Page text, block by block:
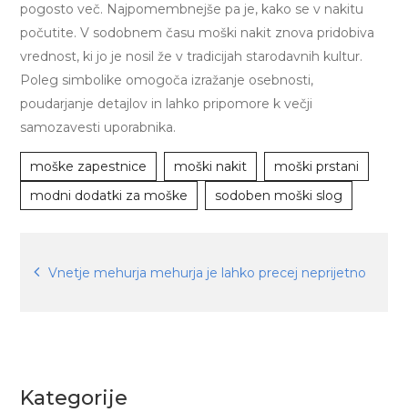
pogosto več. Najpomembnejše pa je, kako se v nakitu
počutite. V sodobnem času moški nakit znova pridobiva
vrednost, ki jo je nosil že v tradicijah starodavnih kultur.
Poleg simbolike omogoča izražanje osebnosti,
poudarjanje detajlov in lahko pripomore k večji
samozavesti uporabnika.
moške zapestnice moški nakit
moški prstani
modni dodatki za moške
sodoben moški slog
Navigacija
Vnetje mehurja mehurja je lahko precej neprijetno
Kategorije